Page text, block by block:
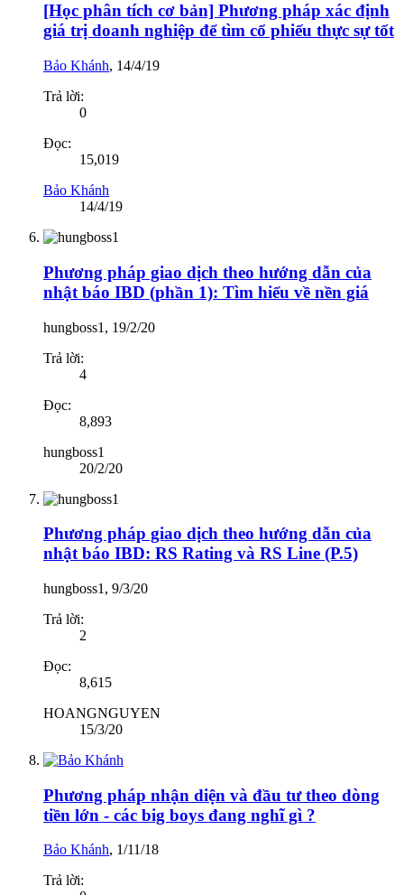
[Học phân tích cơ bản] Phương pháp xác định
giá trị doanh nghiệp để tìm cổ phiếu thực sự tốt
Bảo Khánh, 14/4/19
Trả lời:
0
Đọc:
15,019
Bảo Khánh
14/4/19
Phương pháp giao dịch theo hướng dẫn của
nhật báo IBD (phần 1): Tìm hiểu về nền giá
hungboss1 , 19/2/20
Trả lời:
4
Đọc:
8,893
hungboss1
20/2/20
Phương pháp giao dịch theo hướng dẫn của
nhật báo IBD: RS Rating và RS Line (P.5)
hungboss1 , 9/3/20
Trả lời:
2
Đọc:
8,615
HOANGNGUYEN
15/3/20
Phương pháp nhận diện và đầu tư theo dòng
tiền lớn - các big boys đang nghĩ gì ?
Bảo Khánh, 1/11/18
Trả lời: